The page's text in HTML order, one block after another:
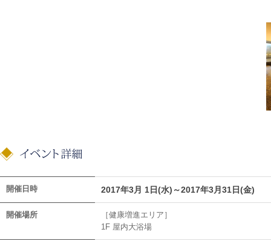
開催日時 2017年3月 1日(水)～2017年3月31日(金)
開催場所
［健康増進エリア］
1F 屋内大浴場